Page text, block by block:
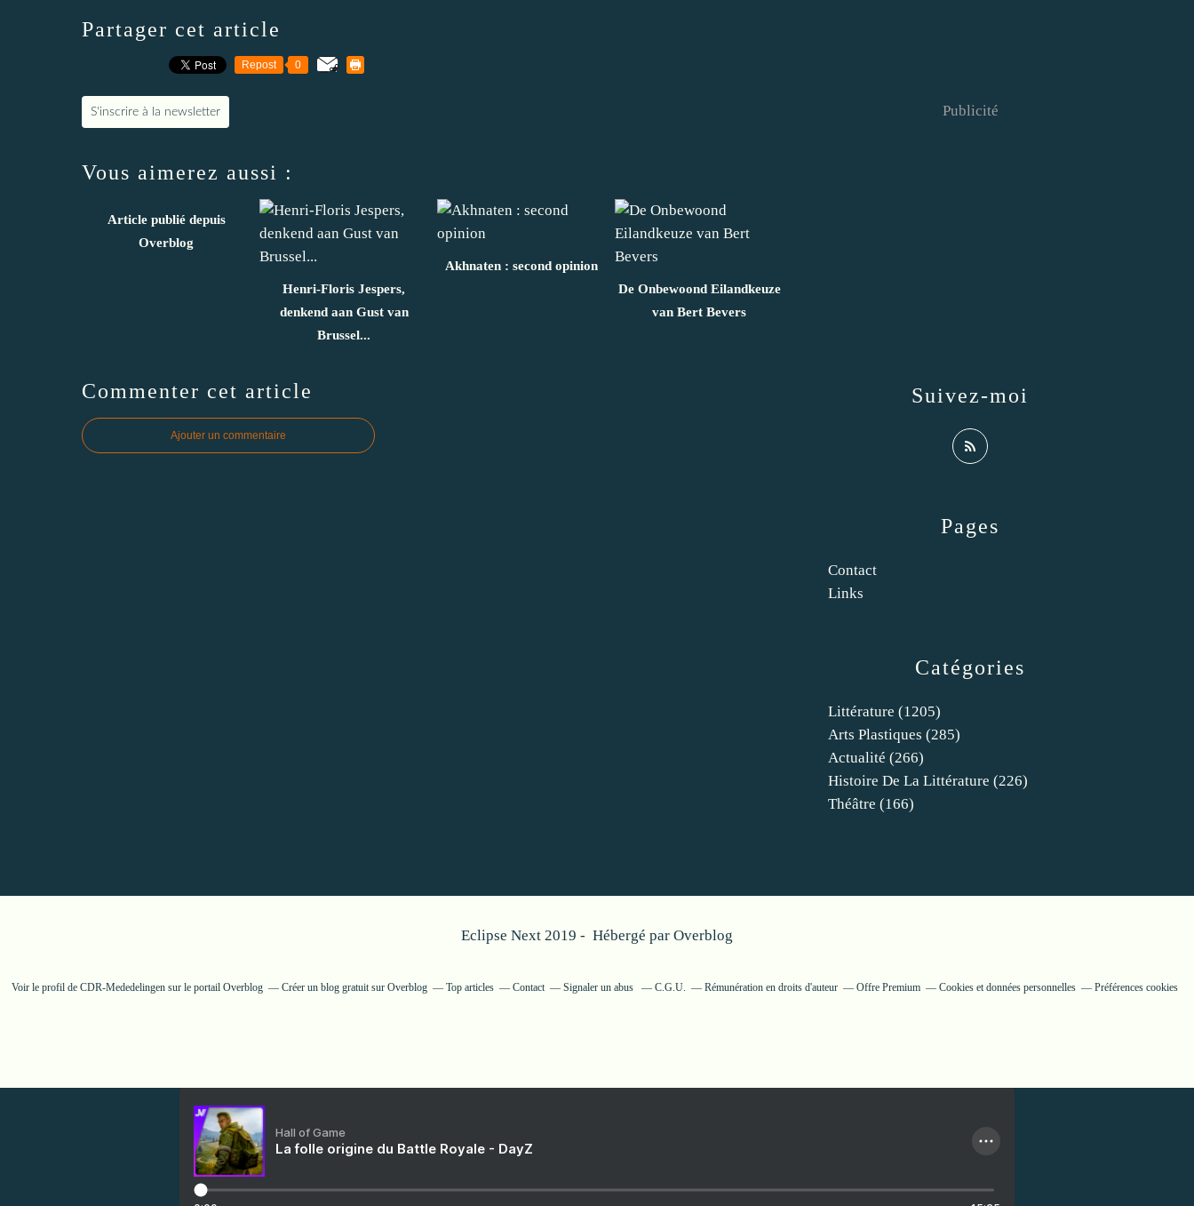
Partager cet article
Repost 0
S'inscrire à la newsletter
Vous aimerez aussi :
Article publié depuis
Overblog
Henri-Floris Jespers,
denkend aan Gust van
Brussel...
Akhnaten : second opinion
De Onbewoond Eilandkeuze
van Bert Bevers
Commenter cet article
Ajouter un commentaire
Catégories
Littérature (1205)
Arts Plastiques (285)
Actualité (266)
Histoire De La Littérature (226)
Théâtre (166)
Pages
Contact
Links
Suivez-moi
Publicité
Eclipse Next 2019 - Hébergé par Overblog
Voir le profil de CDR-Mededelingensur le portail Overblog Créer un blog gratuit sur Overblog Top articles Contact Signaler un abus C.G.U. Rémunération en droits d'auteur Offre Premium Cookies et données personnelles Préférences cookies
Hall of Game
La folle origine du Battle Royale - DayZ